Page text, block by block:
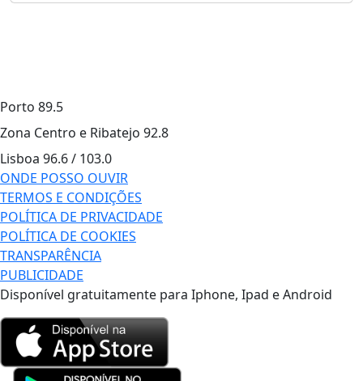
Porto 89.5
Zona Centro e Ribatejo 92.8
Lisboa 96.6 / 103.0
ONDE POSSO OUVIR
TERMOS E CONDIÇÕES
POLÍTICA DE PRIVACIDADE
POLÍTICA DE COOKIES
TRANSPARÊNCIA
PUBLICIDADE
Disponível gratuitamente para Iphone, Ipad e Android